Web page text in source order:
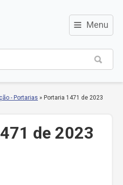
≡ Menu
- Portarias » Portaria 1471 de 2023
de 2023